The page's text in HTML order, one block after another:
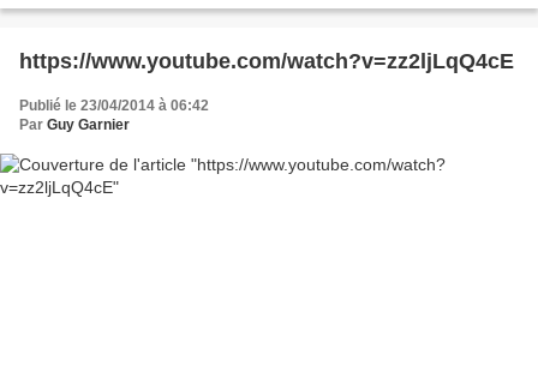
https://www.youtube.com/watch?v=zz2ljLqQ4cE
Publié le 23/04/2014 à 06:42
Par Guy Garnier